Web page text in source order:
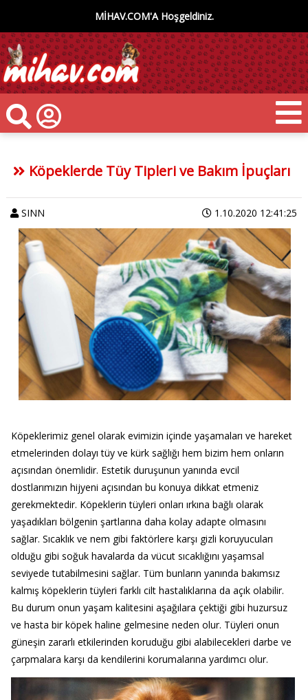
MİHAV.COM'A Hoşgeldiniz.
Köpeklerde Tüy Tipleri ve Bakım İpuçları
SINN 1.10.2020 12:41:25
Köpeklerimiz genel olarak evimizin içinde yaşamaları ve hareket
etmelerinden dolayı tüy ve kürk sağlığı hem bizim hem onların
açısından önemlidir. Estetik duruşunun yanında evcil
dostlarımızın hijyeni açısından bu konuya dikkat etmeniz
gerekmektedir. Köpeklerin tüyleri onları ırkına bağlı olarak
yaşadıkları bölgenin şartlarına daha kolay adapte olmasını
sağlar. Sıcaklık ve nem gibi faktörlere karşı gizli koruyucuları
olduğu gibi soğuk havalarda da vücut sıcaklığını yaşamsal
seviyede tutabilmesini sağlar. Tüm bunların yanında bakımsız
kalmış köpeklerin tüyleri farklı cilt hastalıklarına da açık olabilir.
Bu durum onun yaşam kalitesini aşağılara çektiği gibi huzursuz
ve hasta bir köpek haline gelmesine neden olur. Tüyleri onun
güneşin zararlı etkilerinden koruduğu gibi alabilecekleri darbe ve
çarpmalara karşı da kendilerini korumalarına yardımcı olur.